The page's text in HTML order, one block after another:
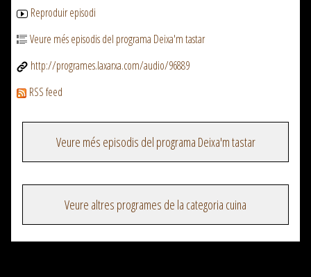
Reproduir episodi
Veure més episodis del programa Deixa'm tastar
http://programes.laxarxa.com/audio/96889
RSS feed
Veure més episodis del programa Deixa'm tastar
Veure altres programes de la categoria cuina